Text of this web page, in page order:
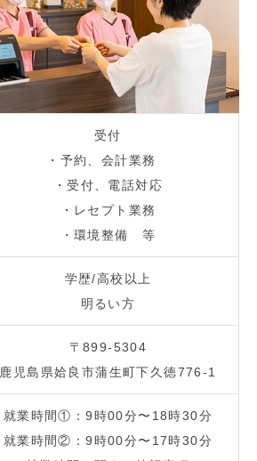
受付
・予約、会計業務
・受付、電話対応
・レセプト業務
・環境整備 等
学歴/高校以上
明るい方
〒899-5304
鹿児島県姶良市蒲生町下久徳776-1
就業時間①：9時00分〜18時30分
就業時間②：9時00分〜17時30分